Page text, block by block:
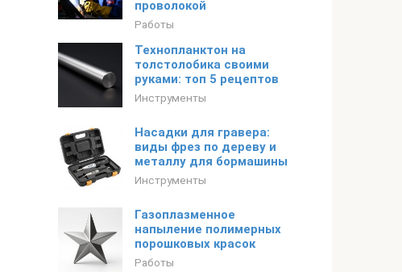
проволокой
Работы
Технопланктон на
толстолобика своими
руками: топ 5 рецептов
Инструменты
Насадки для гравера:
виды фрез по дереву и
металлу для бормашины
Инструменты
Газоплазменное
напыление полимерных
порошковых красок
Работы